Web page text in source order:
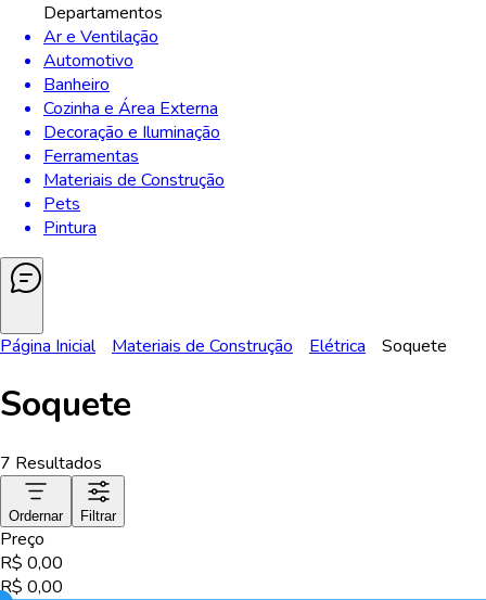
Departamentos
Ar e Ventilação
Automotivo
Banheiro
Cozinha e Área Externa
Decoração e Iluminação
Ferramentas
Materiais de Construção
Pets
Pintura
Página Inicial Materiais de Construção Elétrica Soquete
Soquete
7 Resultados
Ordernar Filtrar
Preço
R$ 0,00
R$ 0,00